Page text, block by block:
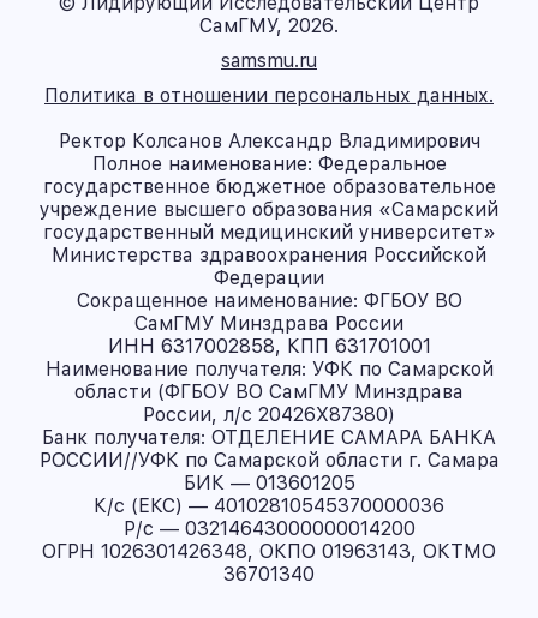
СамГМУ, 2026.
samsmu.ru
Политика в отношении персональных данных.
Ректор Колсанов Александр Владимирович
Полное наименование: Федеральное
государственное бюджетное образовательное
учреждение высшего образования «Самарский
государственный медицинский университет»
Министерства здравоохранения Российской
Федерации
Сокращенное наименование: ФГБОУ ВО
СамГМУ Минздрава России
ИНН 6317002858, КПП 631701001
Наименование получателя: УФК по Самарской
области (ФГБОУ ВО СамГМУ Минздрава
России, л/с 20426X87380)
Банк получателя: ОТДЕЛЕНИЕ САМАРА БАНКА
РОССИИ//УФК по Самарской области г. Самара
БИК — 013601205
К/с (ЕКС) — 40102810545370000036
Р/с — 03214643000000014200
ОГРН 1026301426348, ОКПО 01963143, ОКТМО
36701340